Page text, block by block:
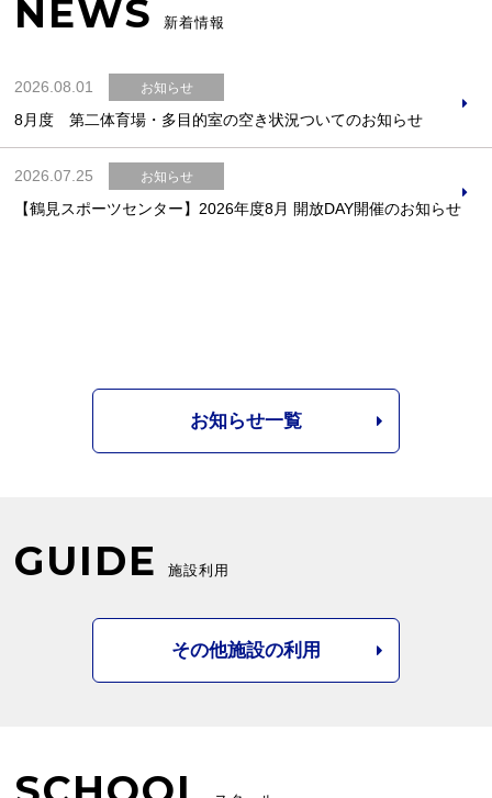
NEWS 新着情報
2026.08.01 お知らせ
8月度 第二体育場・多目的室の空き状況ついてのお知らせ
2026.07.25 お知らせ
【鶴見スポーツセンター】2026年度8月 開放DAY開催のお知らせ
お知らせ一覧
GUIDE 施設利用
その他施設の利用